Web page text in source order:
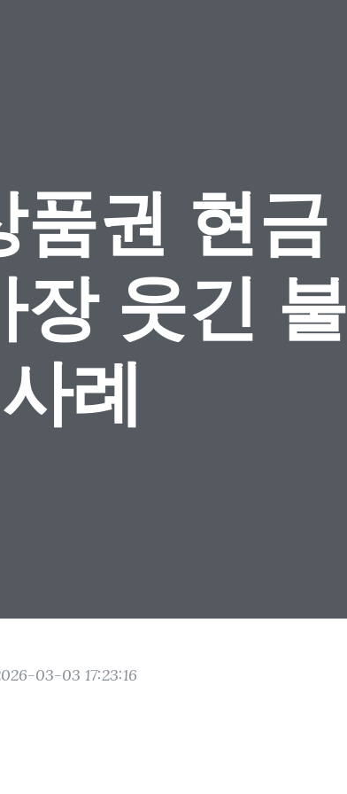
품권 현금
장 웃긴 불
례
03-03 17:23:16